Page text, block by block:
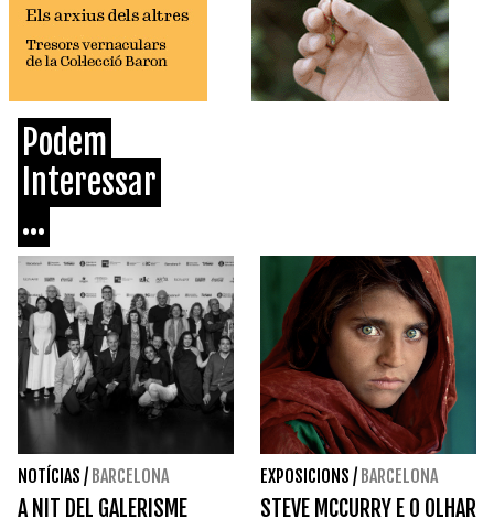
Podem
Interessar
...
NOTÍCIAS / BARCELONA
A NIT DEL GALERISME
EXPOSICIONS / BARCELONA
STEVE MCCURRY E O OLHAR